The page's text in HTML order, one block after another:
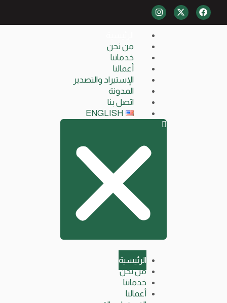
من نحن
خدماتنا
أعمالنا
الإستيراد والتصدير
المدونة
اتصل بنا
ENGLISH
الرئيسية
من نحن
خدماتنا
أعمالنا